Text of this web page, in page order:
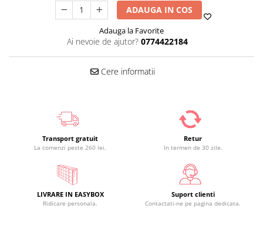
ADAUGA IN COS
Adauga la Favorite
Ai nevoie de ajutor? 0774422184
Cere informatii
Transport gratuit
La comenzi peste 260 lei.
Retur
In termen de 30 zile.
LIVRARE IN EASYBOX
Ridicare personala.
Suport clienti
Contactati-ne pe pagina dedicata.